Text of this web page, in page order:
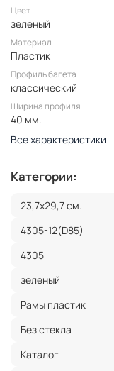
Цвет
зеленый
Материал
Пластик
Профиль багета
классический
Ширина профиля
40 мм.
Все характеристики
Категории:
23,7x29,7 см.
4305-12(D85)
4305
зеленый
Рамы пластик
Без стекла
Каталог